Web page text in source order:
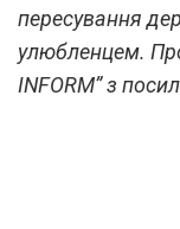
пересування
улюбленцем.
INFORM” з